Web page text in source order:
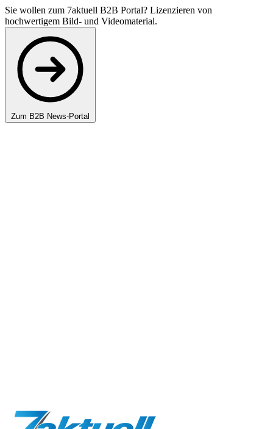
Sie wollen zum 7aktuell B2B Portal? Lizenzieren von
hochwertigem Bild- und Videomaterial.
Zum B2B News-Portal